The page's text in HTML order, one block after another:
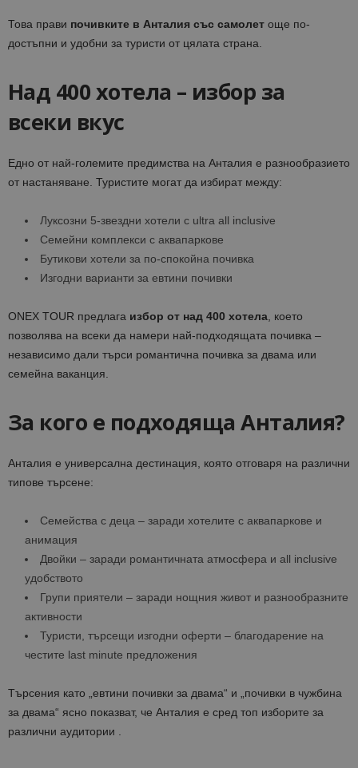
Това прави почивките в Анталия със самолет още по-
достъпни и удобни за туристи от цялата страна.
Над 400 хотела – избор за
всеки вкус
Едно от най-големите предимства на Анталия е разнообразието
от настаняване. Туристите могат да избират между:
Луксозни 5-звездни хотели с ultra all inclusive
Семейни комплекси с аквапаркове
Бутикови хотели за по-спокойна почивка
Изгодни варианти за евтини почивки
ONEX TOUR предлага избор от над 400 хотела, което
позволява на всеки да намери най-подходящата почивка –
независимо дали търси романтична почивка за двама или
семейна ваканция.
За кого е подходяща Анталия?
Анталия е универсална дестинация, която отговаря на различни
типове търсене:
Семейства с деца – заради хотелите с аквапаркове и
анимация
Двойки – заради романтичната атмосфера и all inclusive
удобството
Групи приятели – заради нощния живот и разнообразните
активности
Туристи, търсещи изгодни оферти – благодарение на
честите last minute предложения
Търсения като „евтини почивки за двама“ и „почивки в чужбина
за двама“ ясно показват, че Анталия е сред топ изборите за
различни аудитории .